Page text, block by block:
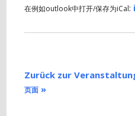
在例如outlook中打开/保存为iCal:
Zurück zur
页面 »